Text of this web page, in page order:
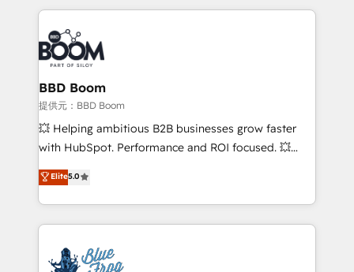
100+ intégrations CRM HubSpot réussies - 40
experts conseil - 150 certifications HubSpot
cumulées
builds scalable strategies that drive long-term
revenue. ⚙️ HubSpot Integration & Optimization •
Seamless CRM, CMS, and automation setup •
Complex platform migrations and data cleanups •
Custom APIs and third-party integrations 📈 End-to-
End Revenue Acceleration • Lifecycle marketing and
pipeline growth programs • Sales enablement tools
and CRM optimization • Retention strategies with
Execution • 750+ onboardings and 2,000+
implementations • Deep expertise across marketing,
BBD Boom
提供元：BBD Boom
💥 Helping ambitious B2B businesses grow faster
with HubSpot. Performance and ROI focused. 💥
BBD Boom is the HubSpot partner that can help you
to HubSpot Better. We work with your teams to
solve all your HubSpot challenges and improve user
adoption, sales process and marketing results.
the first time 🔧 Designing and optimising your
Elite5.0